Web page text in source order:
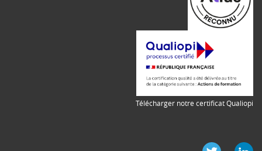
Télécharger notre certificat Qualiopi